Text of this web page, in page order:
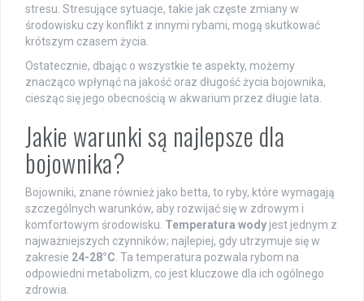
stresu. Stresujące sytuacje, takie jak częste zmiany w
środowisku czy konflikt z innymi rybami, mogą skutkować
krótszym czasem życia.
Ostatecznie, dbając o wszystkie te aspekty, możemy
znacząco wpłynąć na jakość oraz długość życia bojownika,
ciesząc się jego obecnością w akwarium przez długie lata.
Jakie warunki są najlepsze dla
bojownika?
Bojowniki, znane również jako betta, to ryby, które wymagają
szczególnych warunków, aby rozwijać się w zdrowym i
komfortowym środowisku. Temperatura wody jest jednym z
najważniejszych czynników; najlepiej, gdy utrzymuje się w
zakresie 24-28°C . Ta temperatura pozwala rybom na
odpowiedni metabolizm, co jest kluczowe dla ich ogólnego
zdrowia.